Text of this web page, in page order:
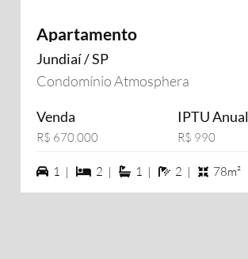
Apartamento
Jundiaí / SP
Condomínio Atmosphera
Venda
R$ 670.000
IPTU Anual
R$ 990
1 vagas na garagem
1 | 2 dormiórios
2 | 1 suítes
1 | 2 banheiros
2 | 78m²